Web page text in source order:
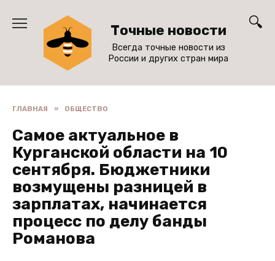
содержанию
Точные новости
Всегда точные новости из
России и других стран мира
ГЛАВНАЯ » ОБЩЕСТВО
Самое актуальное в
Курганской области на 10
сентября. Бюджетники
возмущены разницей в
зарплатах, начинается
процесс по делу банды
Романова